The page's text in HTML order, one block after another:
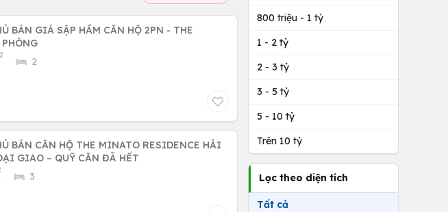
BÁN GIÁ SẬP HẦM CĂN HỘ 2PN - THE
2
· 2
MINATO RESIDENCE HẢI
GIAO – QUỸ CĂN ĐÃ HẾT
· 3
800 triệu - 1 tỷ
1 - 2 tỷ
2 - 3 tỷ
3 - 5 tỷ
5 - 10 tỷ
Trên 10 tỷ
Lọc theo diện tích
Tất cả